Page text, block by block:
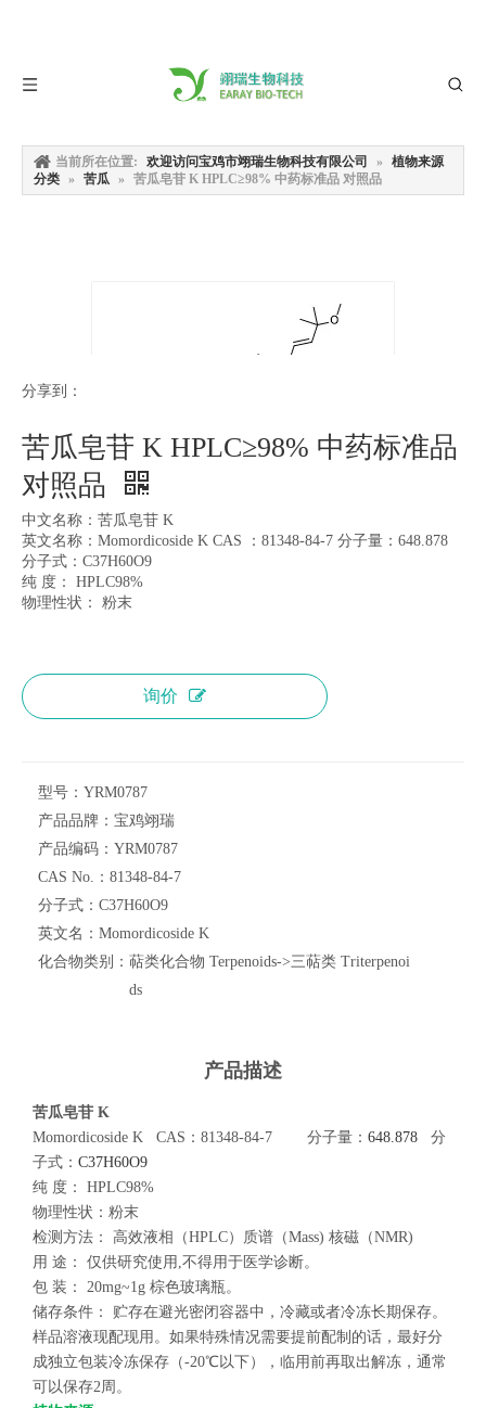
当前所在位置: 欢迎访问宝鸡市翊瑞生物科技有限公司 »
植物来源
分类 » 苦瓜 » 苦瓜皂苷 K HPLC≥98% 中药标准品 对照品
分享到：
苦瓜皂苷 K HPLC≥98% 中药标准品
对照品
中文名称：苦瓜皂苷 K
英文名称：Momordicoside K CAS ：81348-84-7 分子量：648.878
分子式：C37H60O9
纯 度： HPLC98%
物理性状： 粉末
询价
型号： YRM0787
产品品牌： 宝鸡翊瑞
产品编码： YRM0787
CAS No.： 81348-84-7
分子式： C37H60O9
英文名： Momordicoside K
化合物类别： 萜类化合物 Terpenoids->三萜类 Triterpenoi
ds
产品描述
苦瓜皂苷 K
Momordicoside K CAS：81348-84-7 分子量： 648.878 分
子式： C37H60O9
纯 度：
HPLC98%
物理性状： 粉末
检测方法：
高效液相（HPLC）质谱（Mass) 核磁（NMR)
用 途： 仅供研究使用 ,不得用于医学诊断。
包 装： 20mg~1g 棕色玻璃瓶。
储存条件：
贮存在避光密闭容器中，冷藏或者冷冻长期保存。
样品溶液现配现用。如果特殊情况需要提前配制的话，最好分
成独立包装冷冻保存（-20℃以下），临用前再取出解冻，通常
可以保存2周。